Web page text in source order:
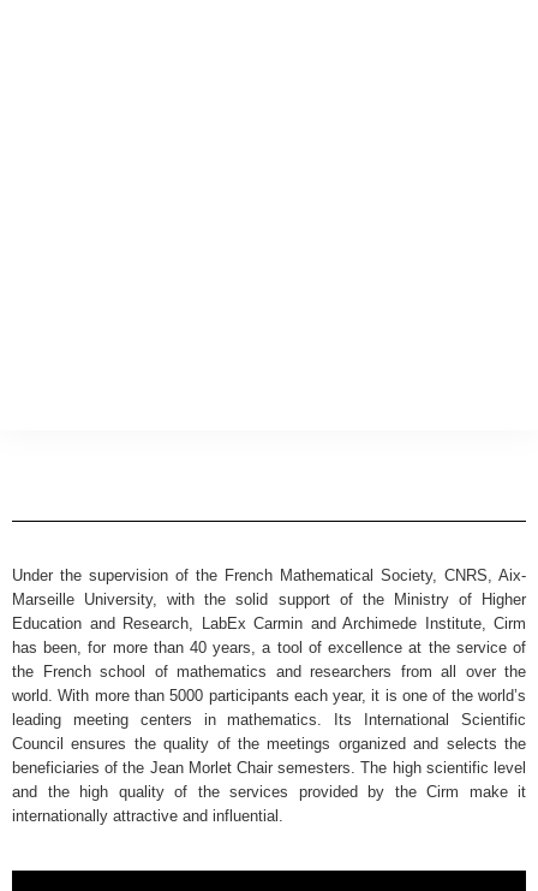
Under the supervision of the French Mathematical Society, CNRS, Aix-
Marseille University, with the solid support of the Ministry of Higher
Education and Research, LabEx Carmin and Archimede Institute, Cirm
has been, for more than 40 years, a tool of excellence at the service of
the French school of mathematics and researchers from all over the
world. With more than 5000 participants each year, it is one of the world’s
leading meeting centers in mathematics. Its International Scientific
Council ensures the quality of the meetings organized and selects the
beneficiaries of the Jean Morlet Chair semesters. The high scientific level
and the high quality of the services provided by the Cirm make it
internationally attractive and influential.